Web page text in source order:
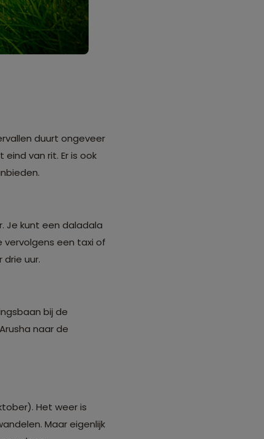
duurt ongeveer
van rit. Er is ook
Je kunt een daladala
vervolgens een taxi of
uur.
bij de
naar de
Het weer is
Maar eigenlijk